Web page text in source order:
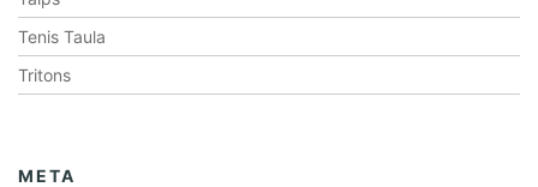
Tenis Taula
Tritons
META